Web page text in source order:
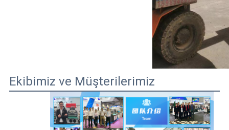
Ekibimiz ve Müşterilerimiz